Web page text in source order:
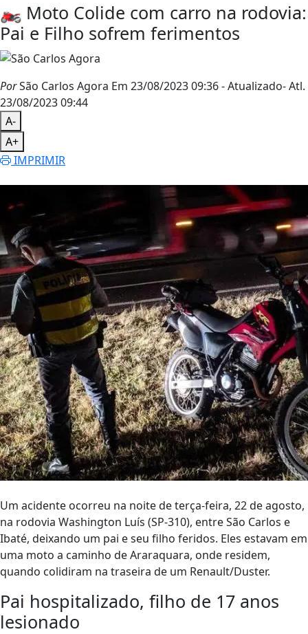
🏍️ Moto Colide com carro na rodovia:
Pai e Filho sofrem ferimentos
PorSão Carlos Agora Em 23/08/2023 09:36- Atualizado- Atl.
23/08/2023 09:44
A-
A+
IMPRIMIR
Um acidente ocorreu na noite de terça-feira, 22 de agosto,
na rodovia Washington Luís (SP-310), entre São Carlos e
Ibaté, deixando um pai e seu filho feridos. Eles estavam em
uma moto a caminho de Araraquara, onde residem,
quando colidiram na traseira de um Renault/Duster.
Pai hospitalizado, filho de 17 anos
lesionado